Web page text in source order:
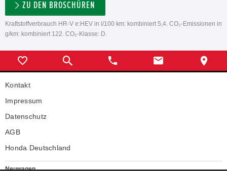
ZU DEN BROSCHÜREN
Kraftstoffverbrauch HR-V e:HEV in l/100 km: kombiniert 5,4. CO₂-Emissionen in
g/km: kombiniert 122. CO₂-Klasse: D.
Kontakt
Impressum
Datenschutz
AGB
Honda Deutschland
Neuwagen